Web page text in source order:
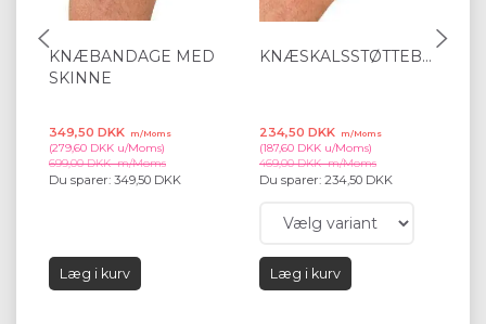
KNÆBANDAGE MED
SKINNE
349,50 DKK m/Moms
(279,60 DKK u/Moms)
699,00 DKKm/Moms
Du sparer: 349,50 DKK
Læg i kurv
KNÆSKALSSTØTTEBANDAGE
234,50 DKK m/Moms
(187,60 DKK u/Moms)
469,00 DKKm/Moms
Du sparer: 234,50 DKK
Læg i kurv